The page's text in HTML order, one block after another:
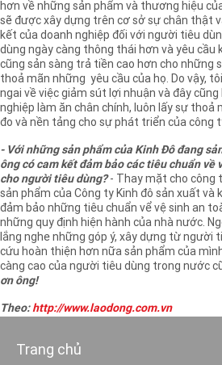
hơn về những sản phẩm và thương hiệu
sẽ được xây dựng trên cơ sở sự chân thật
kết của doanh nghiệp đối với người tiêu
dùng ngày càng thông thái hơn và yêu cầu
cũng sản sàng trả tiền cao hơn cho những
thoả mãn những yêu cầu của họ. Do vậy,
ngai về việc giảm sút lợi nhuận và đây
nghiệp làm ăn chân chính, luôn lấy sự
đo và nền tảng cho sự phát triển của công
- Với những sản phẩm của Kinh Đô đang
ông có cam kết đảm bảo các tiêu chuẩn về
cho người tiêu dùng?- Thay mặt cho công
sản phẩm của Công ty Kinh đô sản xuất
đảm bảo những tiêu chuẩn vể vệ sinh an
những quy định hiện hành của nhà nước.
lắng nghe những góp ý, xây dựng từ người
cứu hoàn thiện hơn nữa sản phẩm của
càng cao của người tiêu dùng trong nước
ơn ông!
Theo:http://www.laodong.com.vn
Trang chủ